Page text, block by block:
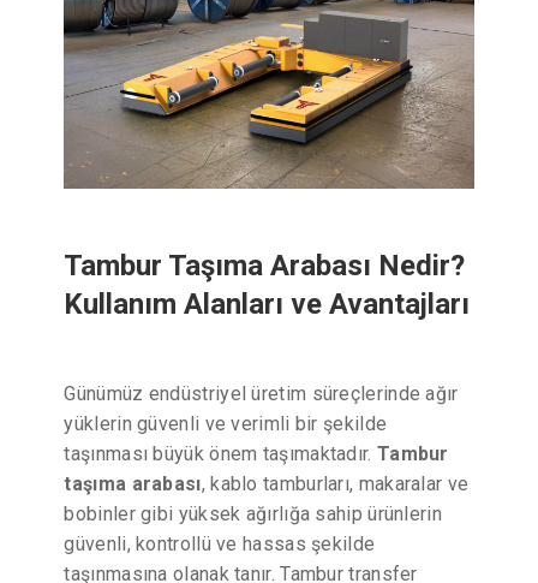
Tambur Taşıma Arabası Nedir?
Kullanım Alanları ve Avantajları
Günümüz endüstriyel üretim süreçlerinde ağır
yüklerin güvenli ve verimli bir şekilde
taşınması büyük önem taşımaktadır. Tambur
taşıma arabası, kablo tamburları, makaralar ve
bobinler gibi yüksek ağırlığa sahip ürünlerin
güvenli, kontrollü ve hassas şekilde
taşınmasına olanak tanır. Tambur transfer